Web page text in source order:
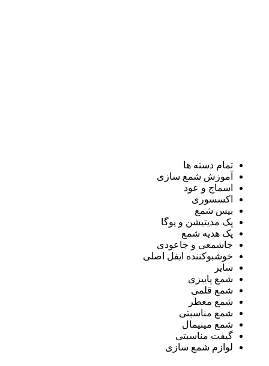
تمام دسته ها
آموزش شمع سازی
اسماج و عود
اکسسوری
بیس شمع
پک مدیتیشن و یوگا
پک هدیه شمع
جاشمعی و جاعودی
خوشبوکننده ایفل اصلی
سایر
شمع پاییزی
شمع قلمی
شمع معطر
شمع مناسبتی
شمع مینیمال
گیفت مناسبتی
لوازم شمع سازی